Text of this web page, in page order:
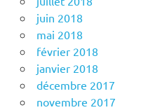
juin 2018
mai 2018
février 2018
janvier 2018
décembre 2017
novembre 2017